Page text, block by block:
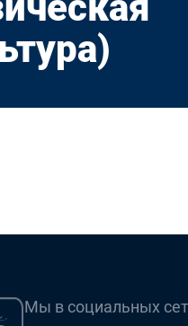
Мы в социальных